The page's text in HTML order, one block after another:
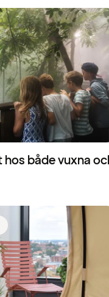
hos både vuxna